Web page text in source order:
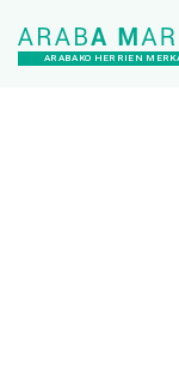
ARABAKO HERRIEN